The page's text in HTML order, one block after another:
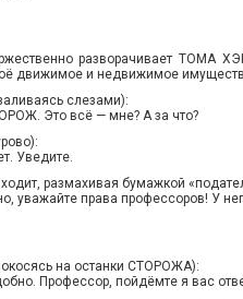
разворачивает ТОМА
движимое и недвижимое
слезами):
Это всё — мне? А за что?
Уведите.
размахивая бумажкой
уважайте права профессоров! У
на останки СТОРОЖА):
Профессор, пойдёмте я вас